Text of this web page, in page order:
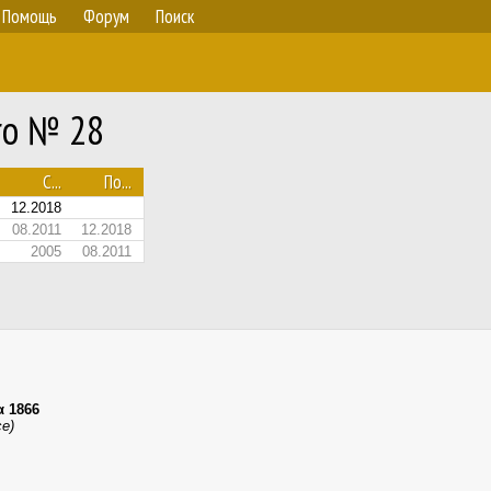
Помощь Форум Поиск
№ 28
С... По...
12.2018
08.2011
12.2018
2005 08.2011
1866